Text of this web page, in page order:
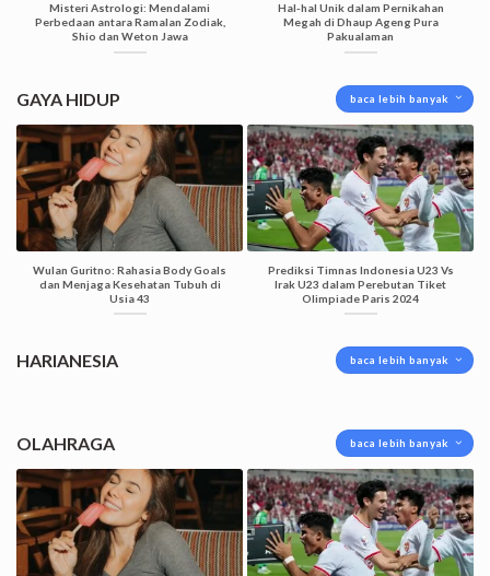
Misteri Astrologi: Mendalami
Perbedaan antara Ramalan Zodiak,
Shio dan Weton Jawa
Hal-hal Unik dalam Pernikahan
Megah di Dhaup Ageng Pura
Pakualaman
GAYA HIDUP baca lebih banyak
Wulan Guritno: Rahasia Body Goals
dan Menjaga Kesehatan Tubuh di
Usia 43
Prediksi Timnas Indonesia U23 Vs
Irak U23 dalam Perebutan Tiket
Olimpiade Paris 2024
HARIANESIA baca lebih banyak
OLAHRAGA baca lebih banyak